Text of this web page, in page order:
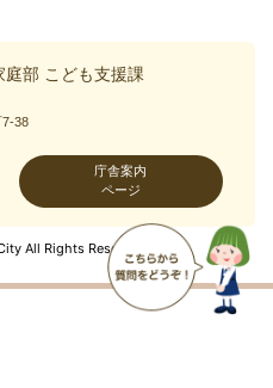
部 こども支援課
7-38
庁舎案内
ページ
All Rights Reserved.